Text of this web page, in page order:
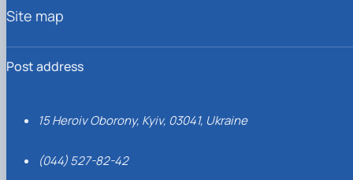
Post address
15 Heroiv Oborony, Kyiv, 03041, Ukraine
(044) 527-82-42
Site map